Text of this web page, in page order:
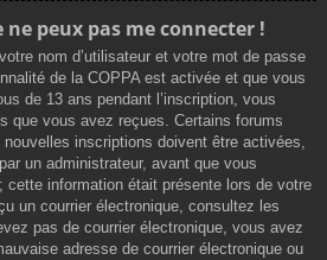
ne peux pas me connecter !
nom d’utilisateur et votre mot de passe
de la COPPA est activée et que vous
de 13 ans pendant l’inscription, vous
que vous avez reçues. Certains forums
inscriptions doivent être activées,
un administrateur, avant que vous
cette information était présente lors de votre
un courrier électronique, consultez les
pas de courrier électronique, vous avez
adresse de courrier électronique ou